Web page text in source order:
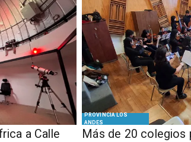
a Calle
PROVINCIA LOS
ANDES
Más de 20 colegios